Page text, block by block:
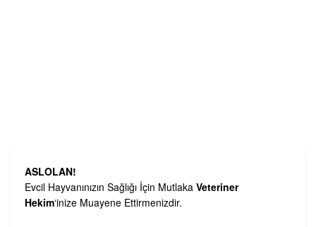
ASLOLAN!
Evcil Hayvanınızın Sağlığı İçin Mutlaka Veteriner
Hekim‘inize Muayene Ettirmenizdir.